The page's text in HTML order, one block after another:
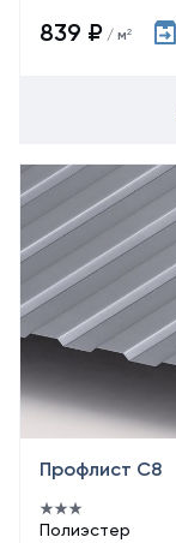
839 ₽ / м²
Профлист С8
Полиэстер